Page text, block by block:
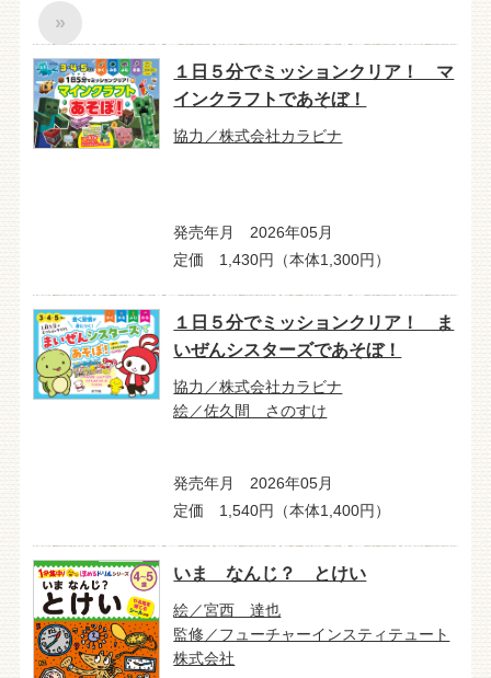
»
１日５分でミッションクリア！ マ
インクラフトであそぼ！
協力／株式会社カラビナ
発売年月 2026年05月
定価 1,430円（本体1,300円）
１日５分でミッションクリア！ ま
いぜんシスターズであそぼ！
協力／株式会社カラビナ
絵／佐久間 さのすけ
発売年月 2026年05月
定価 1,540円（本体1,400円）
いま なんじ？ とけい
絵／宮西 達也
監修／フューチャーインスティテュート
株式会社